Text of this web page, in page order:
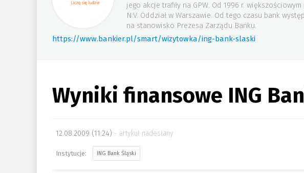
jego akcje trafiły na GPW. Od 1996 r.
N.V. Oddział w Warszawie. Od tego czasu bank
na stanowisko Prezesa Zarządu Banku.
https://www.bankier.pl/smart/wizytowka/ing-bank-slaski
Wyniki finansowe ING
12.08.2009 (11:24) artykuł nadesłany
ING Bank Śląski